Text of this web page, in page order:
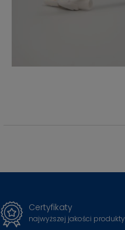
Certyfikaty
najwyższej jakości produkty